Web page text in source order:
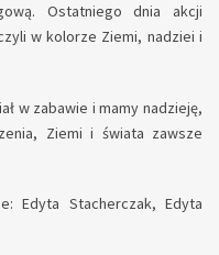
Ostatniego dnia akcji
w kolorze Ziemi, nadziei i
w zabawie i mamy nadzieję,
Ziemi i świata zawsze
Edyta Stacherczak, Edyta